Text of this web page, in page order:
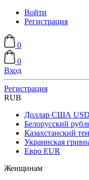
Войти
Регистрация
0
0
Вход
Регистрация
RUB
Доллар США USD
Белорусский
Казахстанский
Украинская
Евро EUR
Женщинам